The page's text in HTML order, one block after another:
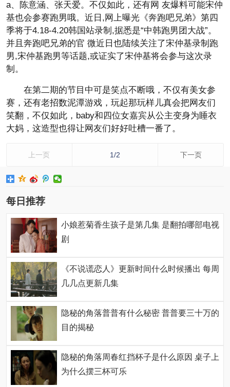
a、陈意涵、张天爱。不仅如此，还有网 友爆料可能宋仲
基也会参赛跑男哦。近日,网上曝光《奔跑吧兄弟》第四
季将于4.18-4.20韩国站录制,据悉是“中韩跑男团大战”。
并且奔跑吧兄弟的官 微近日也陆续关注了宋仲基录制跑
男,宋仲基跑男等话题,或证实了宋仲基将会参与这次录
制。
在第二期的节目中可是笑点不断哦，不仅有美女参
赛，还有老招数泥潭游戏，玩起那玩样儿真会把网友们
笑翻，不仅如此，baby和四位女嘉宾从公主变身为睡衣
大妈，这造型也得让网友们好好吐槽一番了。
上一页 1/2 下一页
每日推荐
小娘惹菊香生孩子是第几集 是翻拍哪部电视
剧
《不说谎恋人》更新时间什么时候播出 每周
几几点更新几集
隐秘的角落普普有什么秘密 普普要三十万的
目的揭秘
隐秘的角落周春红挡杯子是什么原因 桌子上
为什么摆三杯可乐